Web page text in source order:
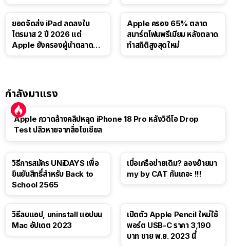
ยอดจัดส่ง iPad ลดลงใน
ไตรมาส 2 ปี 2026 แต่
Apple ยังครองผู้นำตลาด
Apple ครอง 65% ตลาด
สมาร์ตโฟนพรีเมียม หลังตลาด
ทำสถิติสูงสุดใหม่
กำลังมาแรง
Apple กวาดล้างคลิปหลุด iPhone 18 Pro หลังวิดีโอ Drop
Test ปลิวหายจากสื่อโซเชียล
วิธีการสมัคร UNiDAYS เพื่อ
ยืนยันสิทธิ์สำหรับ Back to
School 2565
เบื่อเครือข่ายเดิม? ลองย้ายมา
my by CAT กันเถอะ !!!
วิธีลบแอป, uninstall แอปบน
Mac อัปเดต 2023
เปิดตัว Apple Pencil ใหม่ใช้
พอร์ต USB-C ราคา 3,190
บาท ขาย พ.ย. 2023 นี้